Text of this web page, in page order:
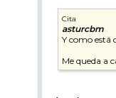
Cita
asturcbm
Y como está
Me queda a